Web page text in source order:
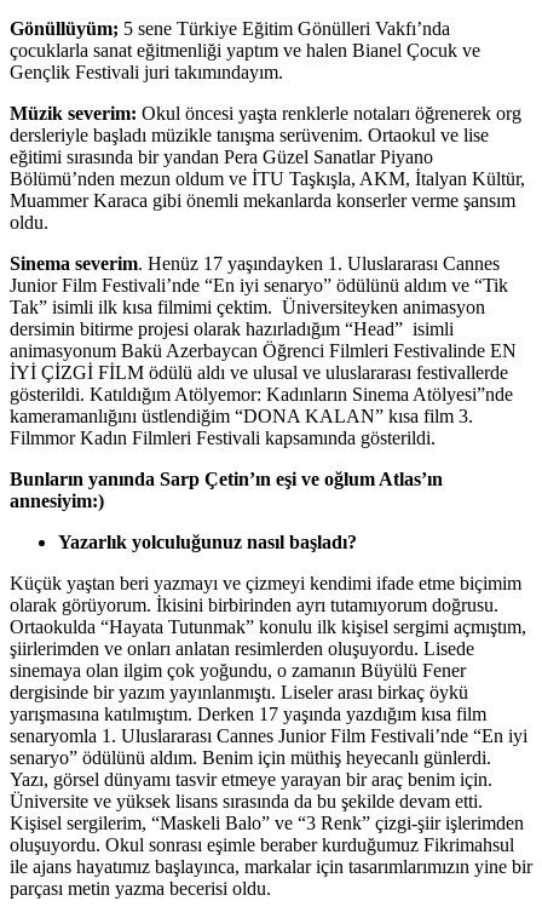
Gönüllüyüm; 5 sene Türkiye Eğitim Gönülleri Vakfı’nda
çocuklarla sanat eğitmenliği yaptım ve halen Bianel Çocuk ve
Gençlik Festivali juri takımındayım.
Müzik severim: Okul öncesi yaşta renklerle notaları öğrenerek org
dersleriyle başladı müzikle tanışma serüvenim. Ortaokul ve lise
eğitimi sırasında bir yandan Pera Güzel Sanatlar Piyano
Bölümü’nden mezun oldum ve İTU Taşkışla, AKM, İtalyan Kültür,
Muammer Karaca gibi önemli mekanlarda konserler verme şansım
oldu.
Sinema severim. Henüz 17 yaşındayken 1. Uluslararası Cannes
Junior Film Festivali’nde “En iyi senaryo” ödülünü aldım ve “Tik
Tak” isimli ilk kısa filmimi çektim. Üniversiteyken animasyon
dersimin bitirme projesi olarak hazırladığım “Head” isimli
animasyonum Bakü Azerbaycan Öğrenci Filmleri Festivalinde EN
İYİ ÇİZGİ FİLM ödülü aldı ve ulusal ve uluslararası festivallerde
gösterildi. Katıldığım Atölyemor: Kadınların Sinema Atölyesi”nde
kameramanlığını üstlendiğim “DONA KALAN” kısa film 3.
Filmmor Kadın Filmleri Festivali kapsamında gösterildi.
Bunların yanında Sarp Çetin’ın eşi ve oğlum Atlas’ın
annesiyim:)
Yazarlık yolculuğunuz nasıl başladı?
Küçük yaştan beri yazmayı ve çizmeyi kendimi ifade etme biçimim
olarak görüyorum. İkisini birbirinden ayrı tutamıyorum doğrusu.
Ortaokulda “Hayata Tutunmak” konulu ilk kişisel sergimi açmıştım,
şiirlerimden ve onları anlatan resimlerden oluşuyordu. Lisede
sinemaya olan ilgim çok yoğundu, o zamanın Büyülü Fener
dergisinde bir yazım yayınlanmıştı. Liseler arası birkaç öykü
yarışmasına katılmıştım. Derken 17 yaşında yazdığım kısa film
senaryomla 1. Uluslararası Cannes Junior Film Festivali’nde “En iyi
senaryo” ödülünü aldım. Benim için müthiş heyecanlı günlerdi.
Yazı, görsel dünyamı tasvir etmeye yarayan bir araç benim için.
Üniversite ve yüksek lisans sırasında da bu şekilde devam etti.
Kişisel sergilerim, “Maskeli Balo” ve “3 Renk” çizgi-şiir işlerimden
oluşuyordu. Okul sonrası eşimle beraber kurduğumuz Fikrimahsul
ile ajans hayatımız başlayınca, markalar için tasarımlarımızın yine bir
parçası metin yazma becerisi oldu.